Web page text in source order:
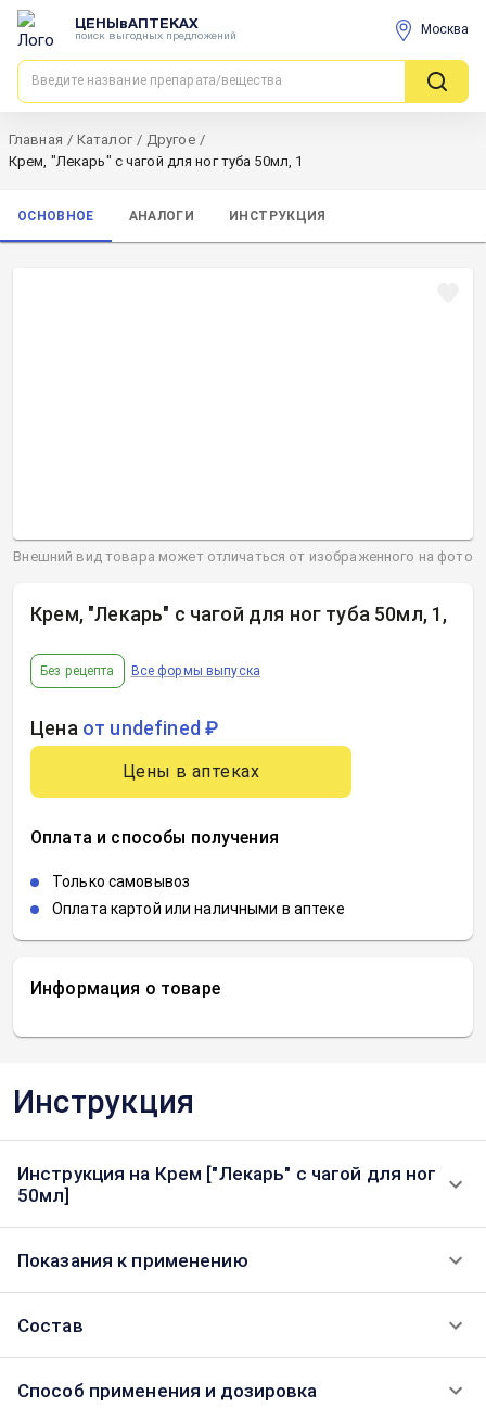
ЦЕНЫвАПТЕКАХ
поиск выгодных предложений Москва
Главная / Каталог / Другое /
Крем, "Лекарь" с чагой для ног туба 50мл, 1
ОСНОВНОЕ АНАЛОГИ ИНСТРУКЦИЯ
Информация о товаре
Крем, "Лекарь" с чагой для ног туба 50мл, 1 ,
Без рецепта Все формы выпуска
Цена от undefined ₽
Цены в аптеках
Оплата и способы получения
Только самовывоз
Оплата картой или наличными в аптеке
Внешний вид товара может отличаться от изображенного на фото
Инструкция
Инструкция на Крем ["Лекарь" с чагой для ног
50мл]
Показания к применению
Состав
Способ применения и дозировка